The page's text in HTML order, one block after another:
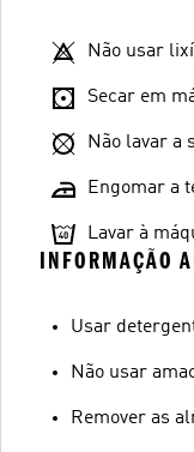
Não usar
Secar em
Não lavar a
Engomar a
Lavar à
INFORMAÇÃO
Usar
Não usar
Remover as